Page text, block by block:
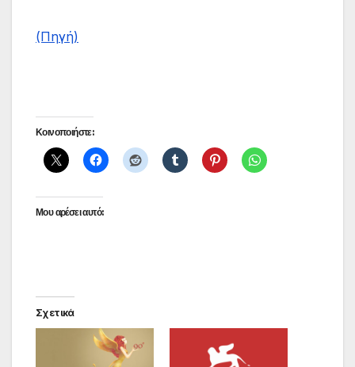
(Πηγή)
Κοινοποιήστε:
Μου αρέσει αυτό:
Σχετικά